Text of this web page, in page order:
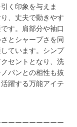
く印象を与えま
、丈夫で動きやす
す。肩部分や袖口
とシャープさを同
ています。シンプ
セントとなり、洗
パンとの相性も抜
躍する万能アイテ
ーーーーーーーー